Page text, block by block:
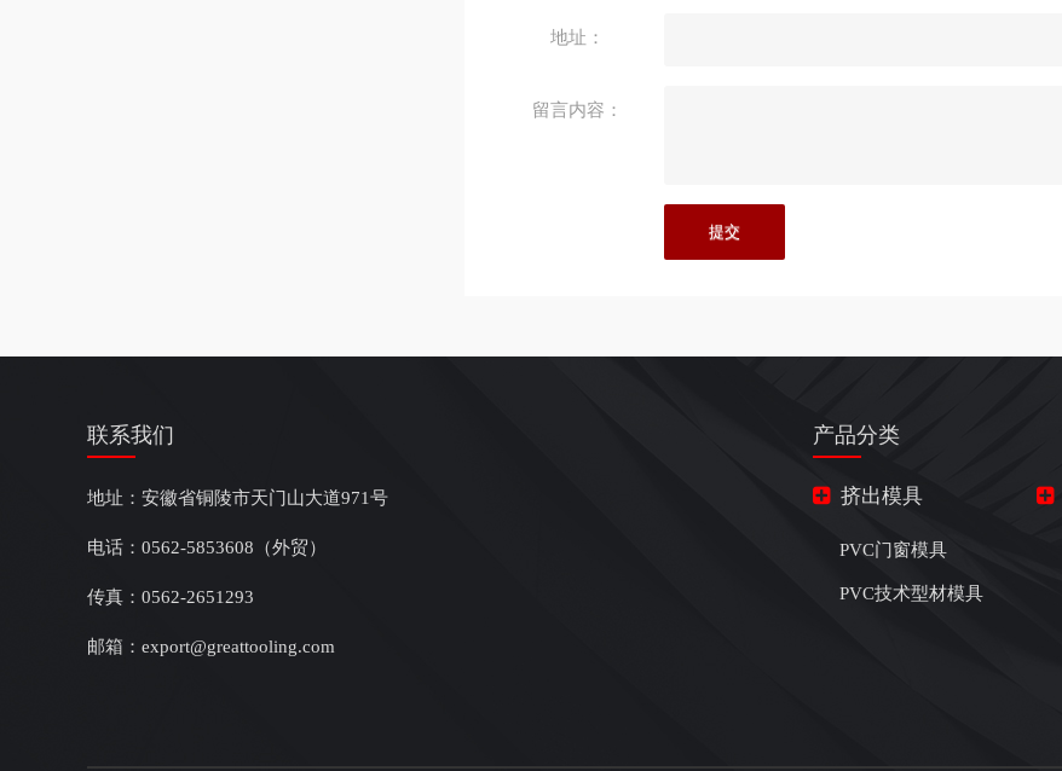
地址：
留言内容：
联系我们
地址：安徽省铜陵市天门山大道971号
电话：0562-5853608（外贸）
传真：0562-2651293
邮箱：export@greattooling.com
产品分类
挤出模具
PVC门窗模具
PVC技术型材模具